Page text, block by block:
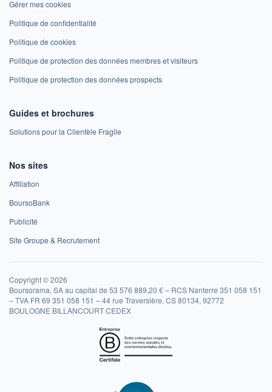
Gérer mes cookies
Politique de confidentialité
Politique de cookies
Politique de protection des données membres et visiteurs
Politique de protection des données prospects
Guides et brochures
Solutions pour la Clientèle Fragile
Nos sites
Affiliation
BoursoBank
Publicité
Site Groupe & Recrutement
Copyright © 2026
Boursorama, SA au capital de 53 576 889,20 € – RCS Nanterre 351 058 151
– TVA FR 69 351 058 151 – 44 rue Traversière, CS 80134, 92772
BOULOGNE BILLANCOURT CEDEX